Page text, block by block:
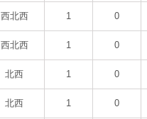
西北西 1 0
西北西 1 0
北西 1 0
北西 1 0